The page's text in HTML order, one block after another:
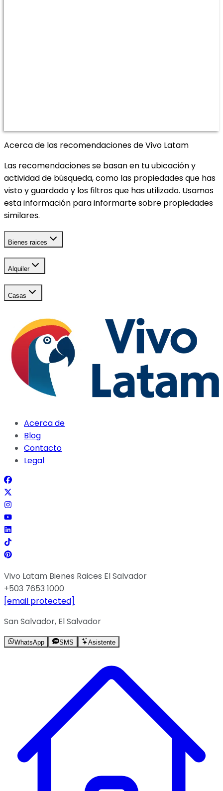
Acerca de las recomendaciones de Vivo Latam
Las recomendaciones se basan en tu ubicación y
actividad de búsqueda, como las propiedades que has
visto y guardado y los filtros que has utilizado. Usamos
esta información para informarte sobre propiedades
similares.
Bienes raices
Alquiler
Casas
Acerca de
Blog
Contacto
Legal
Vivo Latam Bienes Raices El Salvador
+503 7653 1000
[email protected]
San Salvador, El Salvador
WhatsApp SMS Asistente